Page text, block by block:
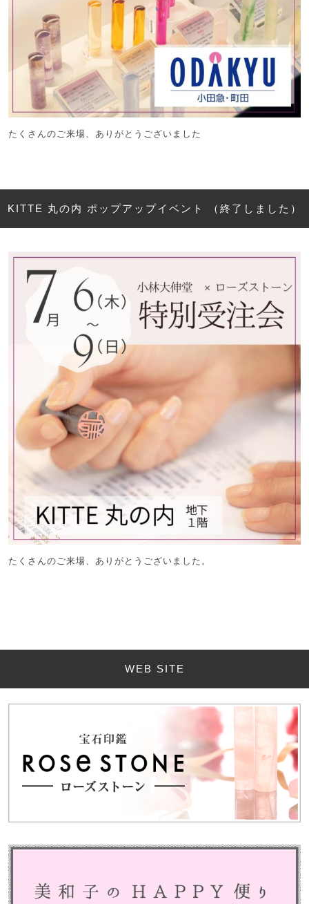
たくさんのご来場、ありがとうございました
KITTE 丸の内 ポップアップイベント （終了しました）
たくさんのご来場、ありがとうございました。
WEB SITE